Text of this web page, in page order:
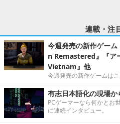
連載・注
今週発売の新作ゲー
n Remastered』『ア
Vietnam』他
今週発売の新作ゲームはこ
有志日本語化の現場か
PCゲーマーなら何かとお
に連続インタビュー。